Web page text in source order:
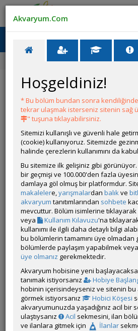
Ana Menü
Ana Sayfa
Forum Üye Profili
ÖZELLİKLER
Kullanıcı Adı:
mirat
Kullanıcı Grubu:
Forum
Geri Bildirimleri:
0 adet
Aldığı Beğeni:
475
Hesap Durumu:
Aktif
Durumu:
Çevrim
Üyelik Tarihi:
02 Haziran
Son Ziyaret:
15
Toplam Mesaj:
280 [0.08
Paylaşım Sayisı:
0 (Son 6 Ay)
İlan Sayisı:
Üyenin Mesaj ve İlanlarını Gör
Üyenin Açtığı Konuları Gör
Üyeden ÖM Almayı Engelle
Akvaryum.Com
Hoşgeldiniz!
* Bu bölüm bundan sonra
tekrar ulaşmak isterseniz sitenin sağ
" tuşuna tıklayabilirsiniz.
Sitemizi kullanışlı ve güvenli hale
(cookie) kullanıyoruz. Sitemizde
halinde çerezlerin kullanımını da
Bu sitemize ilk gelişiniz gibi görünüyor.
bir geçmişi ve 100.000'den fazla
damlaya göl olmuş bir platformdur.
makalelere,yarışmalardan balıkve
akvaryum tanıtımlarından sohbete
mevcuttur. Bölüm isimlerine
veya
Kullanım Kılavuzu'na
kullanımı ile ilgili daha detaylı bilgi
bu bölümlerin tamamını üye
bölümlerde paylaşım yapabilmek
üye olmanız gerekmektedir.
Akvaryum hobisine yeni
tanımak istiyorsanız
Hobiye
hobinin içerisindeyseniz ve sitenin
görmek istiyorsanız
Hobici Köşesi
akvaryumunuzda yaşadığınız acil bir
ulaştıysanız
Acil sekmesini, ilan
ve ilanlara gitmek için
İlanlar